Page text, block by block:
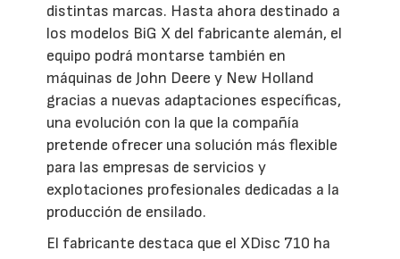
distintas marcas. Hasta ahora destinado a
los modelos BiG X del fabricante alemán, el
equipo podrá montarse también en
máquinas de John Deere y New Holland
gracias a nuevas adaptaciones específicas,
una evolución con la que la compañía
pretende ofrecer una solución más flexible
para las empresas de servicios y
explotaciones profesionales dedicadas a la
producción de ensilado.
El fabricante destaca que el XDisc 710 ha